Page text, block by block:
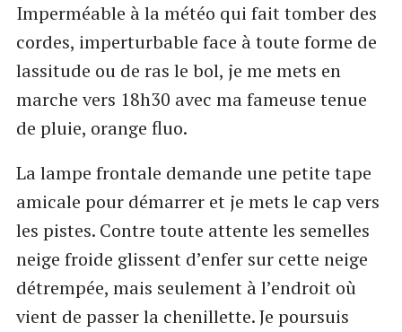
Imperméable à la météo qui fait tomber des
cordes, imperturbable face à toute forme de
lassitude ou de ras le bol, je me mets en
marche vers 18h30 avec ma fameuse tenue
de pluie, orange fluo.
La lampe frontale demande une petite tape
amicale pour démarrer et je mets le cap vers
les pistes. Contre toute attente les semelles
neige froide glissent d’enfer sur cette neige
détrempée, mais seulement à l’endroit où
vient de passer la chenillette. Je poursuis